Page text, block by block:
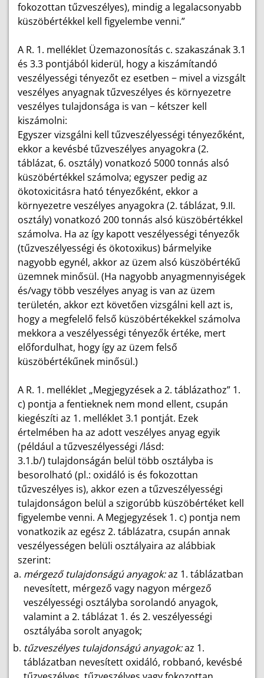
fokozottan tűzveszélyes), mindig a legalacsonyabb
küszöbértékkel kell figyelembe venni.”
A R. 1. melléklet Üzemazonosítás c. szakaszának 3.1
és 3.3 pontjából kiderül, hogy a kiszámítandó
veszélyességi tényezőt ez esetben − mivel a vizsgált
veszélyes anyagnak tűzveszélyes és környezetre
veszélyes tulajdonsága is van − kétszer kell
kiszámolni:
Egyszer vizsgálni kell tűzveszélyességi tényezőként,
ekkor a kevésbé tűzveszélyes anyagokra (2.
táblázat, 6. osztály) vonatkozó 5000 tonnás alsó
küszöbértékkel számolva; egyszer pedig az
ökotoxicitásra ható tényezőként, ekkor a
környezetre veszélyes anyagokra (2. táblázat, 9.II.
osztály) vonatkozó 200 tonnás alsó küszöbértékkel
számolva. Ha az így kapott veszélyességi tényezők
(tűzveszélyességi és ökotoxikus) bármelyike
nagyobb egynél, akkor az üzem alsó küszöbértékű
üzemnek minősül. (Ha nagyobb anyagmennyiségek
és/vagy több veszélyes anyag is van az üzem
területén, akkor ezt követően vizsgálni kell azt is,
hogy a megfelelő felső küszöbértékekkel számolva
mekkora a veszélyességi tényezők értéke, mert
előfordulhat, hogy így az üzem felső
küszöbértékűnek minősül.)
A R. 1. melléklet „Megjegyzések a 2. táblázathoz” 1.
c) pontja a fentieknek nem mond ellent, csupán
kiegészíti az 1. melléklet 3.1 pontját. Ezek
értelmében ha az adott veszélyes anyag egyik
(például a tűzveszélyességi /lásd:
3.1.b/) tulajdonságán belül több osztályba is
besorolható (pl.: oxidáló is és fokozottan
tűzveszélyes is), akkor ezen a tűzveszélyességi
tulajdonságon belül a szigorúbb küszöbértéket kell
figyelembe venni. A Megjegyzések 1. c) pontja nem
vonatkozik az egész 2. táblázatra, csupán annak
veszélyességen belüli osztályaira az alábbiak
szerint:
mérgező tulajdonságú anyagok:az 1. táblázatban
nevesített, mérgező vagy nagyon mérgező
veszélyességi osztályba sorolandó anyagok,
valamint a 2. táblázat 1. és 2. veszélyességi
osztályába sorolt anyagok;
tűzveszélyes tulajdonságú anyagok:az 1.
táblázatban nevesített oxidáló, robbanó, kevésbé